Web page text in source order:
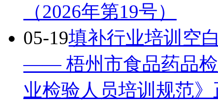
（2026年第19号）
05-19填补行业培训空
—— 梧州市食品药品检
业检验人员培训规范